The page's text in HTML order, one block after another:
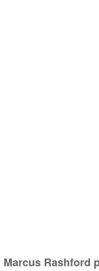
Marcus Rashford